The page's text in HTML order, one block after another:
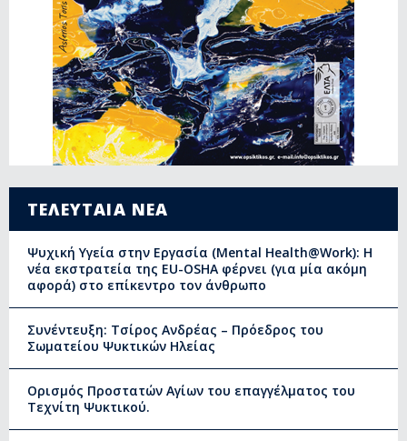
ΤΕΛΕΥΤΑΙΑ ΝΕΑ
Ψυχική Υγεία στην Εργασία (Mental Health@Work): Η
νέα εκστρατεία της EU-OSHA φέρνει (για μία ακόμη
αφορά) στο επίκεντρο τον άνθρωπο
Συνέντευξη: Τσίρος Ανδρέας – Πρόεδρος του
Σωματείου Ψυκτικών Ηλείας
Ορισμός Προστατών Αγίων του επαγγέλματος του
Τεχνίτη Ψυκτικού.